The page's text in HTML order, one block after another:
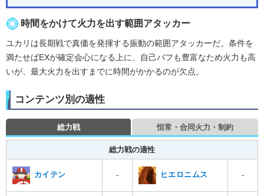
時間をかけて火力を出す範囲アタッカー
ユカリは長期戦で真価を発揮する振動の範囲アタッカーだ。条件を
満たせばEXが確定会心になる上に、自己バフも豊富なため火力も高
いが、最大火力を出すまでに時間がかかるのが欠点。
コンテンツ別の適性
総力戦 恒常・合同火力・制約
総力戦の適性
カイテン - ヒエロニムス -